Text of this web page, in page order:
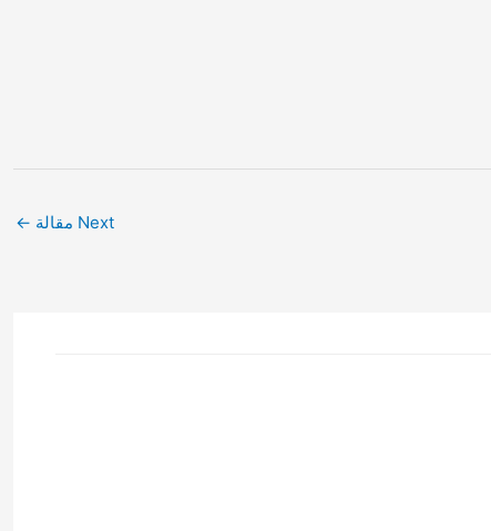
Next مقالة ←